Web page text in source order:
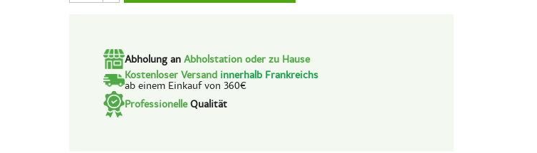
Abholung an Abholstation oder zu Hause
Kostenloser Versand innerhalb Frankreichs
ab einem Einkauf von 360€
ProfessionelleQualität